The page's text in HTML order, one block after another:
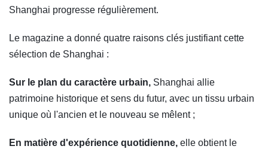
Shanghai progresse régulièrement.
Le magazine a donné quatre raisons clés justifiant cette
sélection de Shanghai :
Sur le plan du caractère urbain, Shanghai allie
patrimoine historique et sens du futur, avec un tissu urbain
unique où l'ancien et le nouveau se mêlent ;
En matière d'expérience quotidienne, elle obtient le